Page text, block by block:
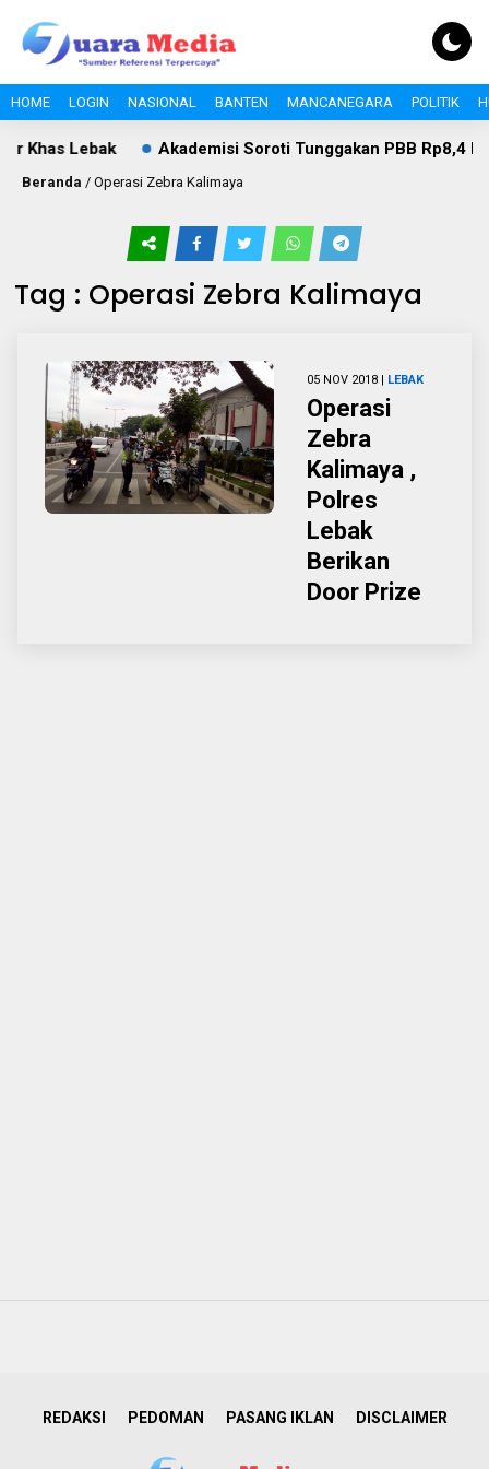
HOME LOGIN NASIONAL BANTEN MANCANEGARA POLITIK
Khas Lebak Akademisi Soroti Tunggakan PBB Rp8,4
Beranda / Operasi Zebra Kalimaya
Tag : Operasi Zebra Kalimaya
05 NOV 2018 | LEBAK
Operasi
Zebra
Kalimaya ,
Polres
Lebak
Berikan
Door Prize
REDAKSI PEDOMAN PASANG IKLAN DISCLAIMER